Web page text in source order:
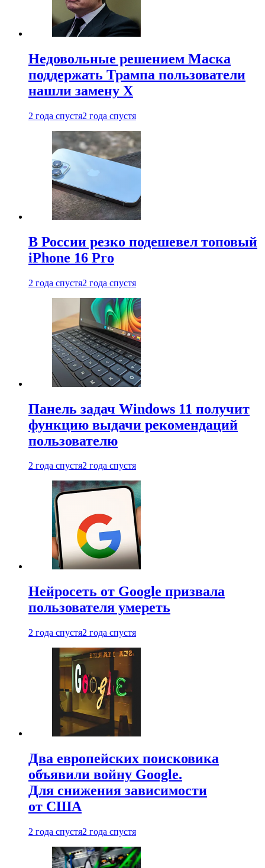
Недовольные решением Маска
поддержать Трампа пользователи
нашли замену X
2 года спустя2 года спустя
В России резко подешевел топовый
iPhone 16 Pro
2 года спустя2 года спустя
Панель задач Windows 11 получит
функцию выдачи рекомендаций
пользователю
2 года спустя2 года спустя
Нейросеть от Google призвала
пользователя умереть
2 года спустя2 года спустя
Два европейских поисковика
объявили войну Google.
Для снижения зависимости
от США
2 года спустя2 года спустя